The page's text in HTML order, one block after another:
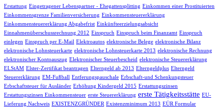
Erstattung Eingetragener Lebenspartner - Ehegattensplitting Einkommen einer Prostituierten
Einkommensgrenze Familienversicherung Einkommensteuererklärung
Einkommensteuererklärung Abgabefrist Einkünfteerzielungsabsicht
Einnahmenüberschussrechnung 2012 Einspruch Einspruch beim Finanzamt Einspruch
einlegen Einspruch per E-Mail Elektroautos elektronische Belege elektronische Bilanz
elektronische Lohnsteuerkarte elektronische Lohnsteuerkarte 2013 elektronische Rechnung
elektronischer Kontoauszug Elektronischer Steuerbescheid elektronische Steuererklärung
ELStAM Elster-Zertifikat beantragen Elterngeld ab 2013 Elterngeldplus Elterngeld
Steuererklärung EM-Fußball Entferungspauschale Erbschaft-und Schenkungsteuer
Erbschaftsteuer für Ausländer Erhöhung Kindergeld 2015 Erstattungszinsen
Erstattungszinsen Einkommensteuer erste Steuererklärung erste Tätigkeitsstätte EU-
Lieferung Nachweis EXISTENZGRÜNDER Existenzminimum 2013 EÜR Formular